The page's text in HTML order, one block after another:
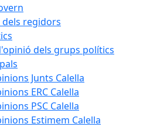
regidors
dels grups polítics
Junts Calella
ERC Calella
PSC Calella
Estimem Calella